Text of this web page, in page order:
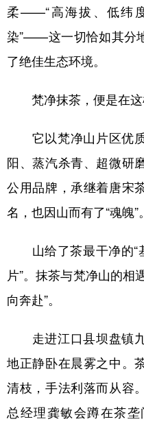
柔——“高海拔、低纬
染”——这一切恰如其分
了绝佳生态环境。
梵净抹茶，便是在这
它以梵净山片区优质
阳、蒸汽杀青、超微研
公用品牌，承继着唐宋
名，也因山而有了“魂魄”。
山给了茶最干净的“
片”。抹茶与梵净山的
向奔赴”。
走进江口县坝盘镇九
地正静卧在晨雾之中。
清枝，手法利落而从容
总经理龚敏会蹲在茶